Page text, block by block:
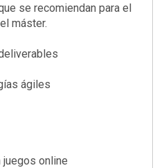
se recomiendan para el
máster.
ágiles
online